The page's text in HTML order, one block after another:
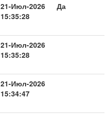
21-Июл-2026
15:35:28
Да
21-Июл-2026
15:35:28
21-Июл-2026
15:34:47